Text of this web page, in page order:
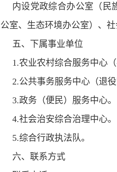
内设党政综合办公室（民
公室、生态环境办公室）、
五、下属事业单位
1.农业农村综合服务中心
2.公共事务服务中心（退
3.政务（便民）服务中心。
4.社会治安综合治理中心。
5.综合行政执法队。
六、 联系方式